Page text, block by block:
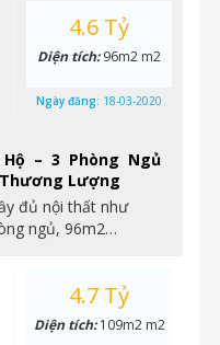
Hộ – 3 Phòng Ngủ
Thương Lượng
đủ nội thất như
ngủ, 96m2…
4.6 Tỷ
Diện tích:96m2 m2
Ngày đăng: 18-03-2020
4.7 Tỷ
Diện tích:109m2 m2